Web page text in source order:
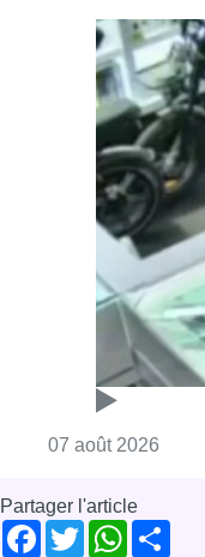
07 août 2026
Partager l'article
Facebook
Twitter
07 janvier 2025 - 08h21
Bruss'Help
pland froid
sans abri
Bonjour Bruxelles
News